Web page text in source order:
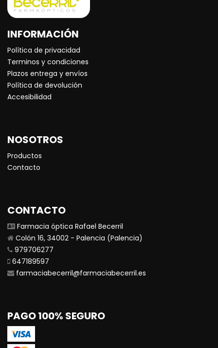
INFORMACIÓN
Política de privacidad
Terminos y condiciones
Plazos entrega y envíos
Política de devolución
Accesibilidad
NOSOTROS
Productos
Contacto
CONTACTO
Farmacia óptica Rafael Becerril
Colón 16, 34002 - Palencia (Palencia)
979706277
647189597
farmaciabecerril@farmaciabecerril.es
PAGO 100% SEGURO